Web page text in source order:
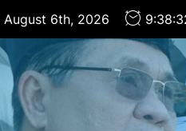
August 6th, 2026